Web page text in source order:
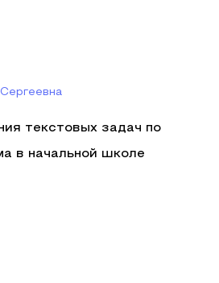
текстовых задач по
в начальной школе